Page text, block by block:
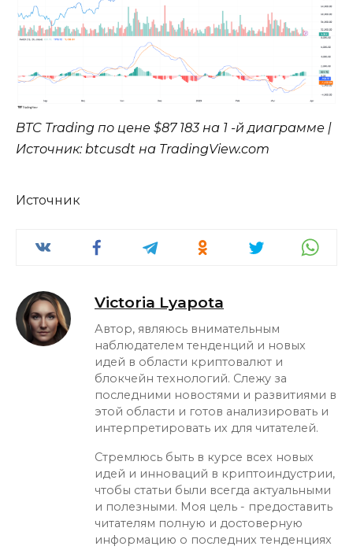
BTC Trading по цене $87 183 на 1 -й диаграмме |
Источник: btcusdt на TradingView.com
Источник
Victoria Lyapota
Автор, являюсь внимательным
наблюдателем тенденций и новых
идей в области криптовалют и
блокчейн технологий. Слежу за
последними новостями и развитиями в
этой области и готов анализировать и
интерпретировать их для читателей.
Стремлюсь быть в курсе всех новых
идей и инноваций в криптоиндустрии,
чтобы статьи были всегда актуальными
и полезными. Моя цель - предоставить
читателям полную и достоверную
информацию о последних тенденциях